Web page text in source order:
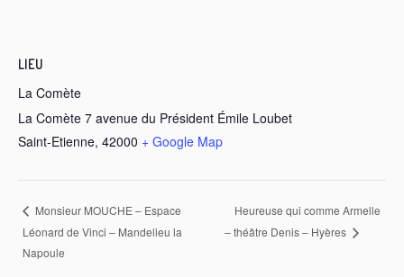
LIEU
La Comète
La Comète 7 avenue du Président Émile Loubet
Saint-Etienne, 42000 + Google Map
Monsieur MOUCHE – Espace
Léonard de Vinci – Mandelieu la
Napoule
Heureuse qui comme Armelle
– théâtre Denis – Hyères